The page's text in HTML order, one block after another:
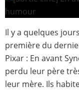
Il y a quelques
première du
Pixar : En avant
perdu leur père
leur mère. Ils